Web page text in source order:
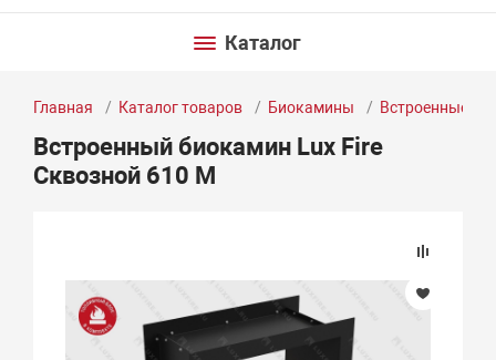
Каталог
Главная Каталог товаров Биокамины Встроенные
Встроенный биокамин Lux Fire
Сквозной 610 М